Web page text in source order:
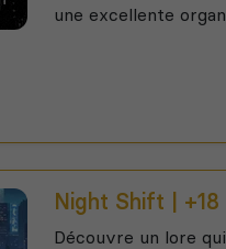
une excellente
Night Shift | +18
Découvre un lore